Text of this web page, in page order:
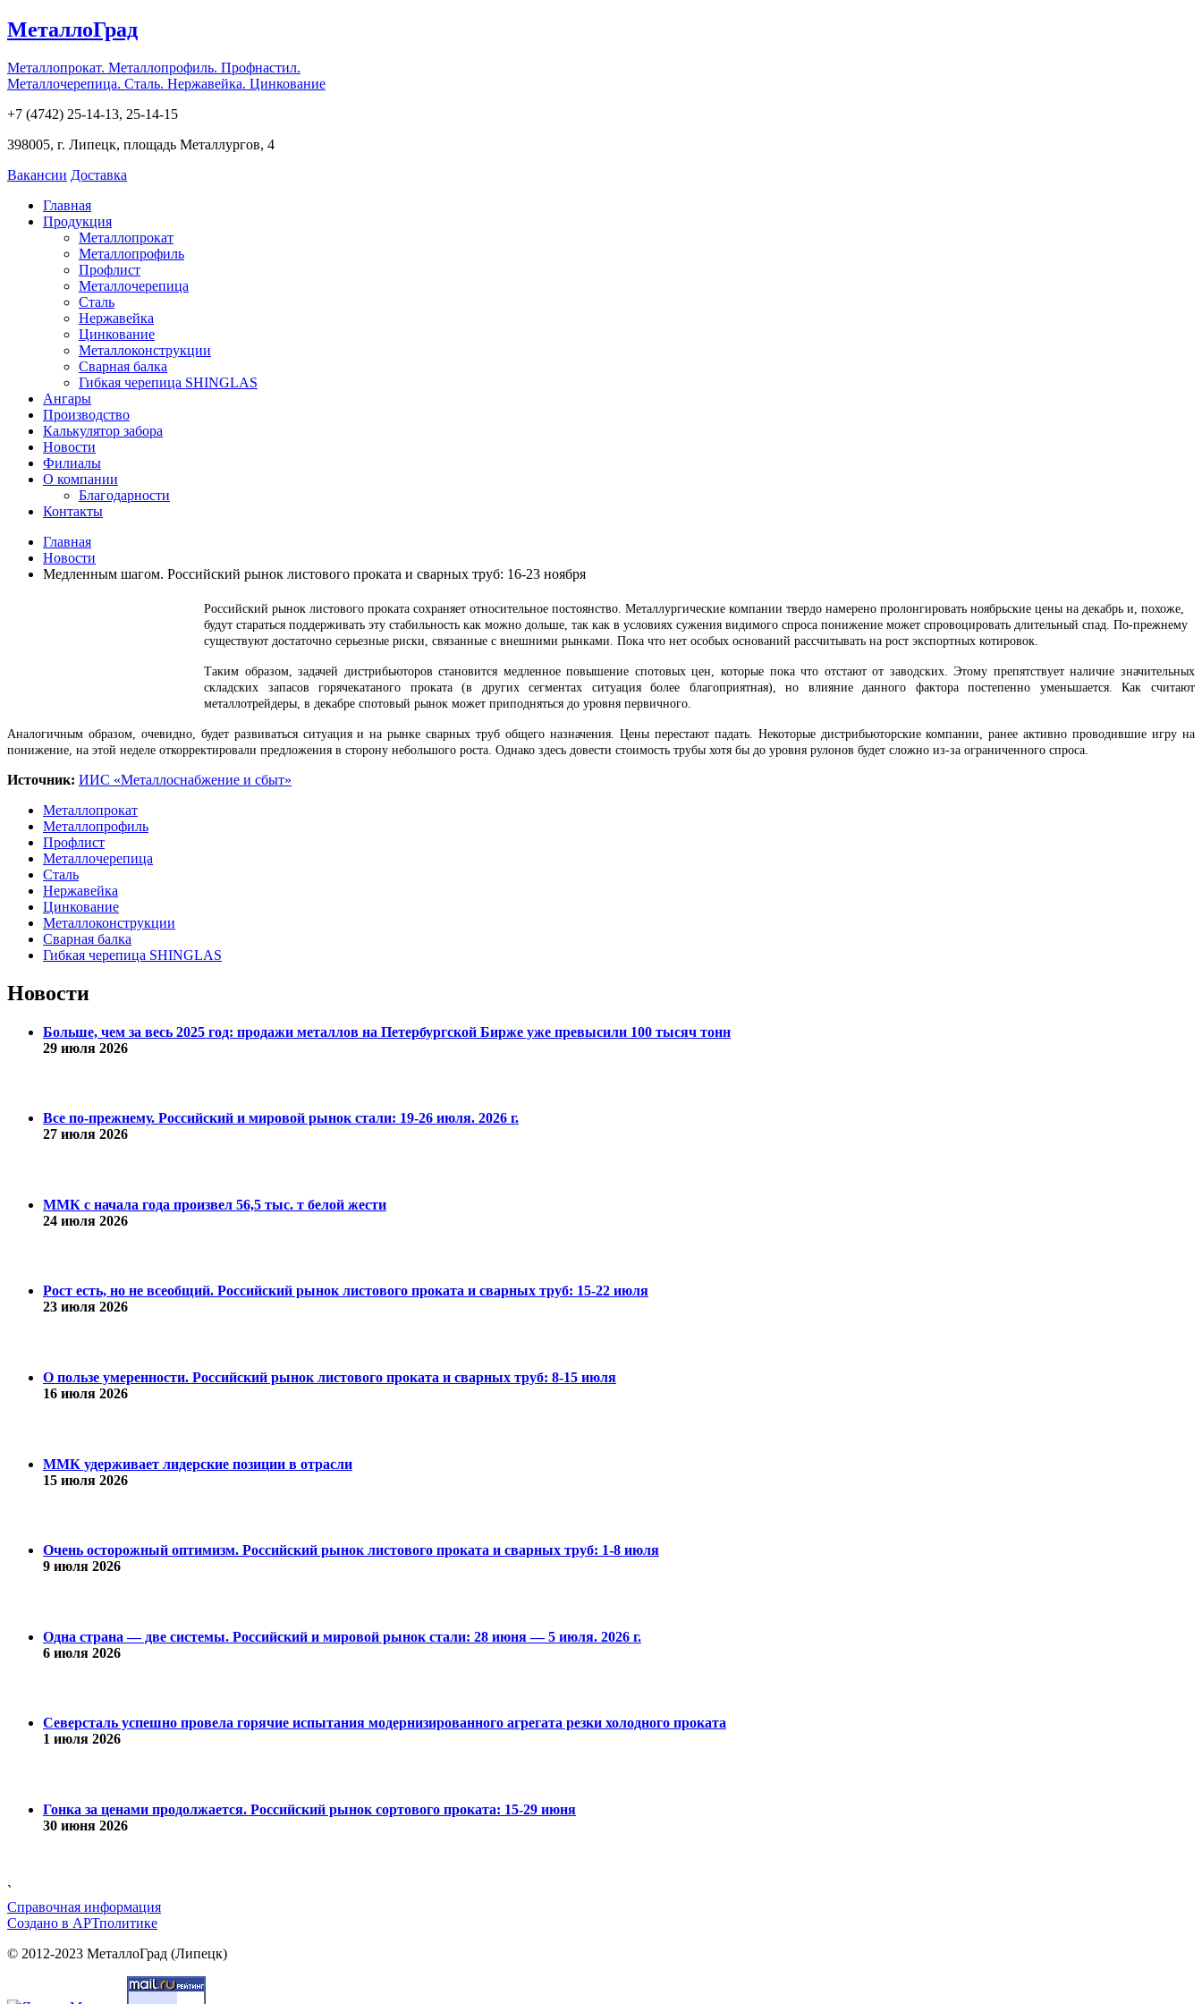
МеталлоГрад
Металлопрокат. Металлопрофиль. Профнастил.
Металлочерепица. Сталь. Нержавейка. Цинкование
+7 (4742) 25-14-13, 25-14-15
398005, г. Липецк, площадь Металлургов, 4
Вакансии Доставка
Главная
Продукция
Металлопрокат
Металлопрофиль
Профлист
Металлочерепица
Сталь
Нержавейка
Цинкование
Металлоконструкции
Сварная балка
Гибкая черепица SHINGLAS
Ангары
Производство
Калькулятор забора
Новости
Филиалы
О компании
Благодарности
Контакты
Главная
Новости
Медленным шагом. Российский рынок листового проката и сварных труб: 16-23 ноября
Российский рынок листового проката сохраняет относительное постоянство. Металлургические компании твердо намерено пролонгировать ноябрьские цены на декабрь и, похоже,
будут стараться поддерживать эту стабильность как можно дольше, так как в условиях сужения видимого спроса понижение может спровоцировать длительный спад. По-прежнему
существуют достаточно серьезные риски, связанные с внешними рынками. Пока что нет особых оснований рассчитывать на рост экспортных котировок.
Таким образом, задачей дистрибьюторов становится медленное повышение спотовых цен, которые пока что отстают от заводских. Этому препятствует наличие значительных
складских запасов горячекатаного проката (в других сегментах ситуация более благоприятная), но влияние данного фактора постепенно уменьшается. Как считают
металлотрейдеры, в декабре спотовый рынок может приподняться до уровня первичного.
Аналогичным образом, очевидно, будет развиваться ситуация и на рынке сварных труб общего назначения. Цены перестают падать. Некоторые дистрибьюторские компании, ранее активно проводившие игру на
понижение, на этой неделе откорректировали предложения в сторону небольшого роста. Однако здесь довести стоимость трубы хотя бы до уровня рулонов будет сложно из-за ограниченного спроса.
Источник: ИИС «Металлоснабжение и сбыт»
Металлопрокат
Металлопрофиль
Профлист
Металлочерепица
Сталь
Нержавейка
Цинкование
Металлоконструкции
Сварная балка
Гибкая черепица SHINGLAS
Новости
Больше, чем за весь 2025 год: продажи металлов на Петербургской Бирже уже превысили 100 тысяч тонн
29 июля 2026
Все по-прежнему. Российский и мировой рынок стали: 19-26 июля. 2026 г.
27 июля 2026
ММК с начала года произвел 56,5 тыс. т белой жести
24 июля 2026
Рост есть, но не всеобщий. Российский рынок листового проката и сварных труб: 15-22 июля
23 июля 2026
О пользе умеренности. Российский рынок листового проката и сварных труб: 8-15 июля
16 июля 2026
ММК удерживает лидерские позиции в отрасли
15 июля 2026
Очень осторожный оптимизм. Российский рынок листового проката и сварных труб: 1-8 июля
9 июля 2026
Одна страна — две системы. Российский и мировой рынок стали: 28 июня — 5 июля. 2026 г.
6 июля 2026
Северсталь успешно провела горячие испытания модернизированного агрегата резки холодного проката
1 июля 2026
Гонка за ценами продолжается. Российский рынок сортового проката: 15-29 июня
30 июня 2026
`
Справочная информация
Cоздано в АРТполитике
© 2012-2023 МеталлоГрад (Липецк)